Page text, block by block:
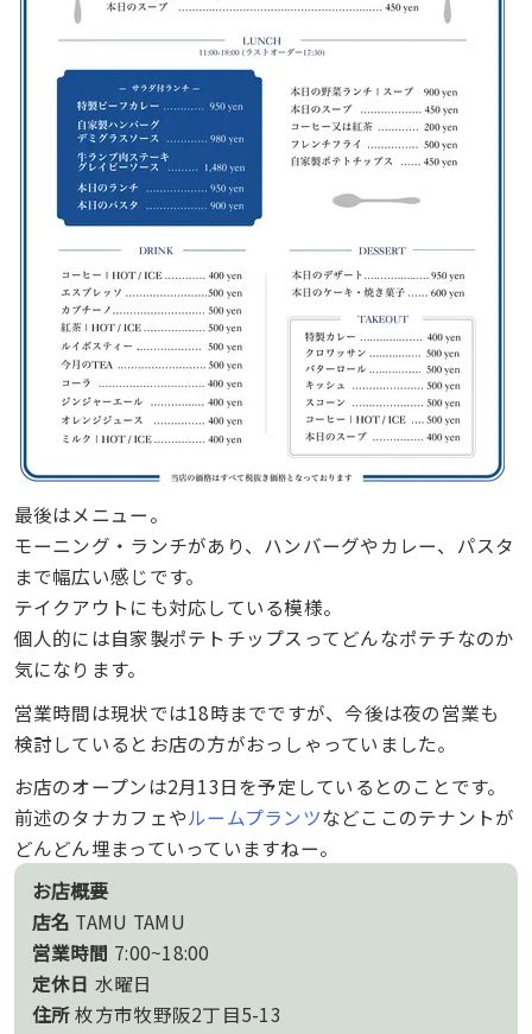
最後はメニュー。
モーニング・ランチがあり、ハンバーグやカレー、パスタ
まで幅広い感じです。
テイクアウトにも対応している模様。
個人的には自家製ポテトチップスってどんなポテチなのか
気になります。
営業時間は現状では18時までですが、今後は夜の営業も
検討しているとお店の方がおっしゃっていました。
お店のオープンは2月13日を予定しているとのことです。
前述のタナカフェやルームプランツなどここのテナントが
どんどん埋まっていっていますねー。
お店概要
店名 TAMU TAMU
営業時間 7:00~18:00
定休日 水曜日
住所枚方市牧野阪2丁目5-13